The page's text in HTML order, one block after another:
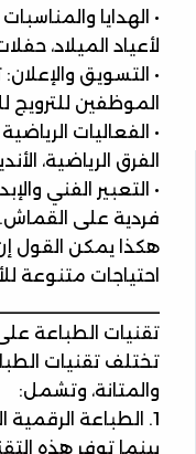
• الهدايا
لأعياد الميلاد،
• التسويق
الموظفين للترويج
• الفعاليات
الفرق الرياضية،
• التعبير الفني
فردية على القماش.
هكذا يمكن القول
احتياجات متنوعة
تقنيات الطباعة
تختلف تقنيات
والمتانة، وتشمل:
1. الطباعة الرقمية المباشرة (Direct to Garment)
بينما توفر هذه